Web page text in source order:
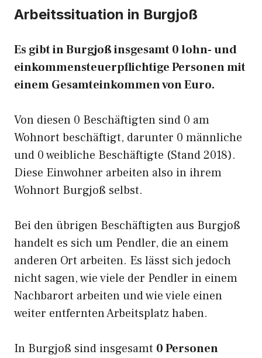
Arbeitssituation in Burgjoß
Es gibt in Burgjoß insgesamt 0 lohn- und
einkommensteuerpflichtige Personen mit
einem Gesamteinkommen von Euro.
Von diesen 0 Beschäftigten sind 0 am
Wohnort beschäftigt, darunter 0 männliche
und 0 weibliche Beschäftigte (Stand 2018).
Diese Einwohner arbeiten also in ihrem
Wohnort Burgjoß selbst.
Bei den übrigen Beschäftigten aus Burgjoß
handelt es sich um Pendler, die an einem
anderen Ort arbeiten. Es lässt sich jedoch
nicht sagen, wie viele der Pendler in einem
Nachbarort arbeiten und wie viele einen
weiter entfernten Arbeitsplatz haben.
In Burgjoß sind insgesamt 0 Personen